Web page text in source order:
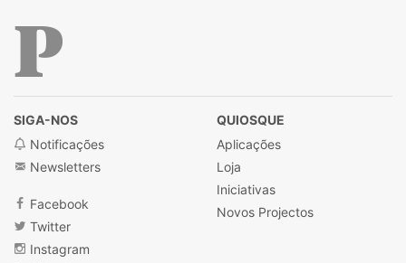
SIGA-NOS
Notificações
Newsletters
Facebook
Twitter
Instagram
QUIOSQUE
Aplicações
Loja
Iniciativas
Novos Projectos